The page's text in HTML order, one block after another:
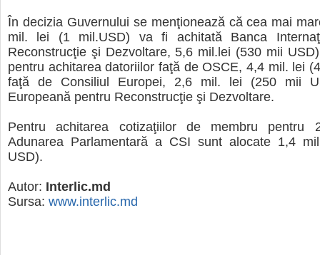
În decizia Guvernului se menţionează că cea mai
mil. lei (1 mil.USD) va fi achitată Banca
Reconstrucţie şi Dezvoltare, 5,6 mil.lei (530 mii
pentru achitarea datoriilor faţă de OSCE, 4,4 mil. lei
faţă de Consiliul Europei, 2,6 mil. lei (250 mii
Europeană pentru Reconstrucţie şi Dezvoltare.
Pentru achitarea cotizaţiilor de membru pentru
Adunarea Parlamentară a CSI sunt alocate 1,4
USD).
Autor: Interlic.md
Sursa: www.interlic.md